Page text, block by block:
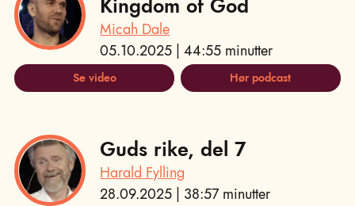
Micah Dale
05.10.2025 | 44:55 minutter
Se video Hør podcast
Guds rike, del 7
Harald Fylling
28.09.2025 | 38:57 minutter